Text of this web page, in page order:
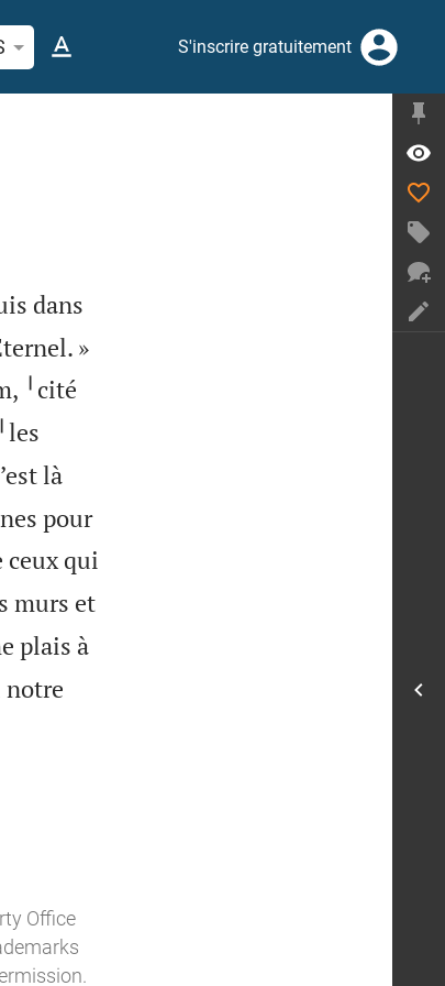
d'un verset biblique ou motS'inscrire gratuitement
dans
»
╵cité
là
pour
ceux qui
murs et
plais à
notre
Office